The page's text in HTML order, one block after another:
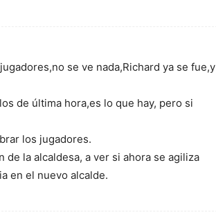
se ve nada,Richard ya se fue,y
de última hora,es lo que hay, pero si
los jugadores.
la alcaldesa, a ver si ahora se agiliza
en el nuevo alcalde.